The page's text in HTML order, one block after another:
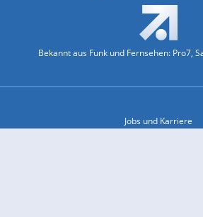
Bekannt aus Funk und Fernsehen: Pro7,
Jobs und Karriere